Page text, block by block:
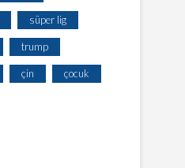
süper lig
trump
çin çocuk